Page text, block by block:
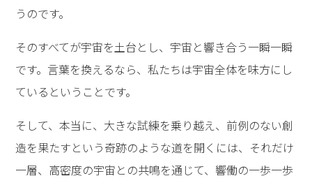
うのです。
そのすべてが宇宙を土台とし、宇宙と響き合う一瞬一瞬
です。言葉を換えるなら、私たちは宇宙全体を味方にし
ているということです。
そして、本当に、大きな試練を乗り越え、前例のない創
造を果たすという奇跡のような道を開くには、それだけ
一層、高密度の宇宙との共鳴を通じて、響働の一歩一歩